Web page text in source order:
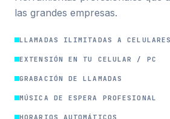
las grandes empresas.
LLAMADAS ILIMITADAS A CELULARES
EXTENSIÓN EN TU CELULAR / PC
GRABACIÓN DE LLAMADAS
MÚSICA DE ESPERA PROFESIONAL
HORARIOS AUTOMÁTICOS